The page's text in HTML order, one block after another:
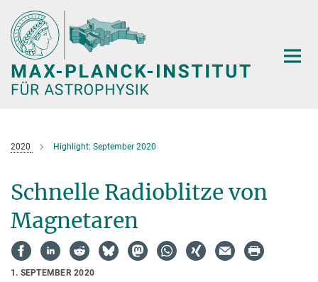
Hauptinhalt
2020 Highlight: September 2020
Schnelle Radioblitze von
Magnetaren
1. SEPTEMBER 2020